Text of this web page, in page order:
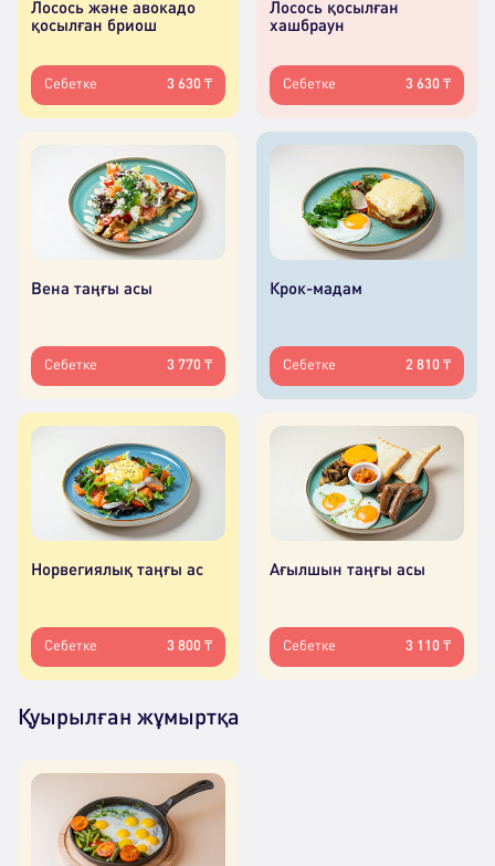
Лосось және авокадо
қосылған бриош
Себетке 3 630 ₸
Лосось қосылған
хашбраун
Себетке 3 630 ₸
Вена таңғы асы
Себетке 3 770 ₸
Крок-мадам
Себетке 2 810 ₸
Норвегиялық таңғы ас
Себетке 3 800 ₸
Ағылшын таңғы асы
Себетке 3 110 ₸
Қуырылған жұмыртқа